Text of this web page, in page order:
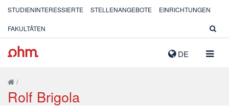
DE
STUDIENINTERESSIERTE STELLENANGEBOTE EINRICHTUNGEN
FAKULTÄTEN
/
Rolf Brigola